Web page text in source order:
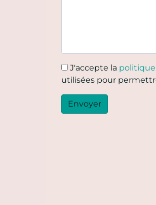
J'accepte la
utilisées pour
Envoyer